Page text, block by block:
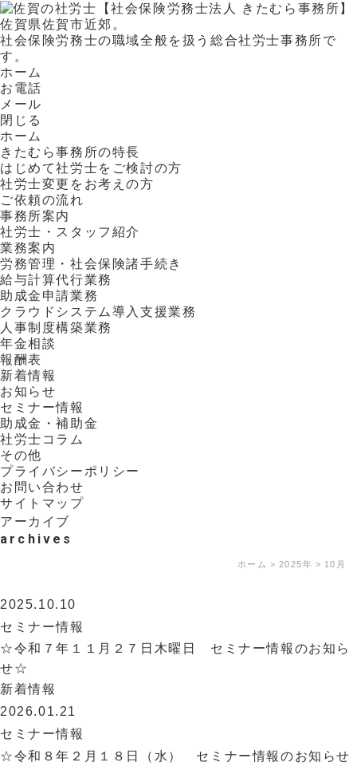
佐賀県佐賀市近郊。
社会保険労務士の職域全般を扱う総合社労士事務所で
す。
ホーム
お電話
メール
閉じる
ホーム
きたむら事務所の特長
はじめて社労士をご検討の方
社労士変更をお考えの方
ご依頼の流れ
事務所案内
社労士・スタッフ紹介
業務案内
労務管理・社会保険諸手続き
給与計算代行業務
助成金申請業務
クラウドシステム導入支援業務
人事制度構築業務
年金相談
報酬表
新着情報
お知らせ
セミナー情報
助成金・補助金
社労士コラム
その他
プライバシーポリシー
お問い合わせ
サイトマップ
アーカイブ
archives
ホーム 2025年 10月
2025.10.10
セミナー情報
☆令和７年１１月２７日木曜日 セミナー情報のお知ら
せ☆
新着情報
2026.01.21
セミナー情報
☆令和８年２月１８日（水） セミナー情報のお知らせ